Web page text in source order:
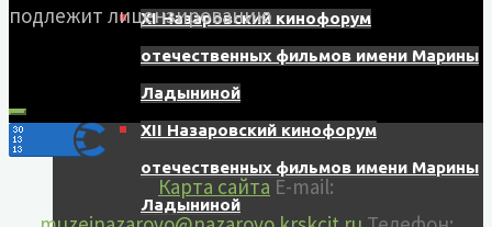
XI Назаровский кинофорум
отечественных фильмов имени Марины
Ладыниной
XII Назаровский кинофорум
отечественных фильмов имени Марины
Ладыниной
подлежит лицензированию
Карта сайта E-mail: